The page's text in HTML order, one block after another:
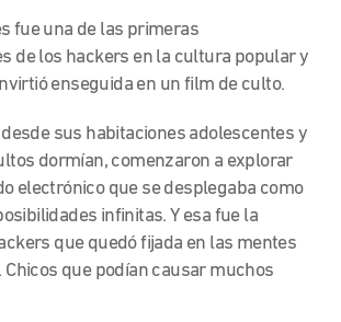
fue una de las primeras
de los hackers en la cultura popular y
enseguida en un film de culto.
sus habitaciones adolescentes y
dormían, comenzaron a explorar
electrónico que se desplegaba como
infinitas. Y esa fue la
que quedófijada en las mentes
Chicos que podían causar muchos